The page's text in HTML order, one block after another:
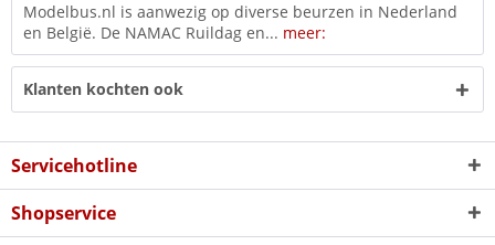
Modelbus.nl is aanwezig op diverse beurzen in Nederland
en België. De NAMAC Ruildag en... meer:
Klanten kochten ook
Servicehotline
Shopservice